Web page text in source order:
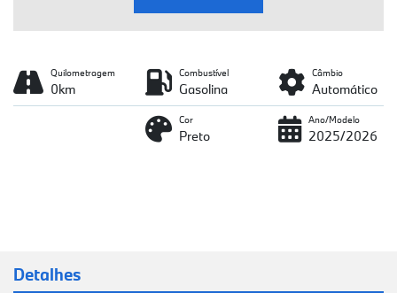
Câmbio
Automático
Combustível
Gasolina
Quilometragem
0km
Ano/Modelo
2025/2026
Cor
Preto
Detalhes